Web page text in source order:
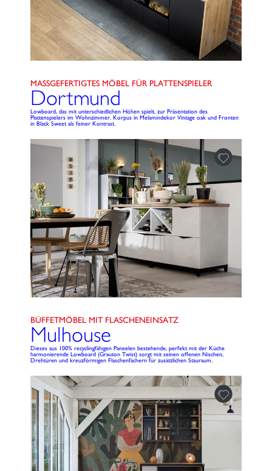
MASSGEFERTIGTES MÖBEL FÜR PLATTENSPIELER
Dortmund
Lowboard, das mit unterschiedlichen Höhen spielt, zur Präsentation des
Plattenspielers im Wohnzimmer. Korpus in Melamindekor Vintage oak und Fronten
in Black Sweet als feiner Kontrast.
BÜFFETMÖBEL MIT FLASCHENEINSATZ
Mulhouse
Dieses aus 100% recyclingfähigen Paneelen bestehende, perfekt mit der Küche
harmonierende Lowboard (Grauton Twist) sorgt mit seinen offenen Nischen,
Drehtüren und kreuzförmigen Flaschenfächern für zusätzlichen Stauraum.